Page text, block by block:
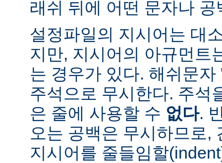
래쉬 뒤에 어떤 문자나
설정파일의 지시어는 대
지만, 지시어의 아규먼트
는 경우가 있다. 해쉬문
주석으로 무시한다. 주석
은 줄에 사용할 수 없다.
오는 공백은 무시하므로,
지시어를 줄들임할